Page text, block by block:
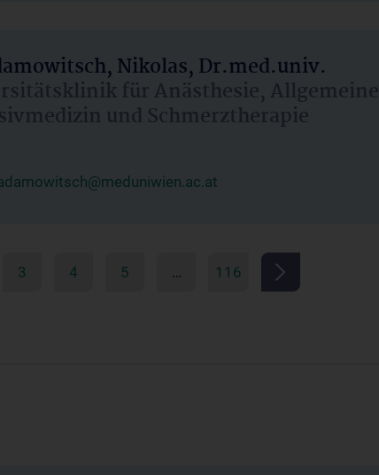
Nikolas, Dr.med.univ.
für Anästhesie, Allgemeine
und Schmerztherapie
3 4 5 … 116